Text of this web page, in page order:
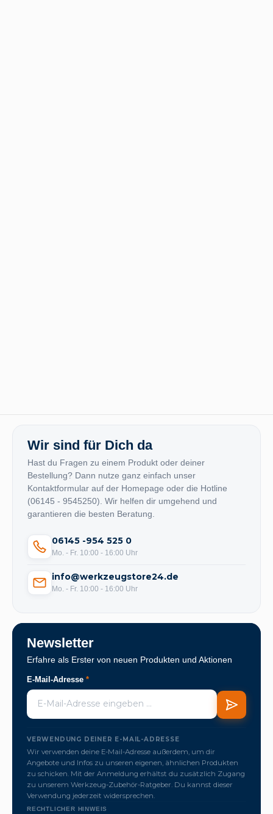
Wir sind für Dich da
Hast du Fragen zu einem Produkt oder deiner
Bestellung? Dann nutze ganz einfach unser
Kontaktformular auf der Homepage oder die Hotline
(06145 - 9545250). Wir helfen dir umgehend und
garantieren die besten Beratung.
06145 -954 525 0
Mo. - Fr. 10:00 - 16:00 Uhr
info@werkzeugstore24.de
Mo. - Fr. 10:00 - 16:00 Uhr
Newsletter
Erfahre als Erster von neuen Produkten und Aktionen
E-Mail-Adresse *
VERWENDUNG DEINER E-MAIL-ADRESSE
Wir verwenden deine E-Mail-Adresse außerdem, um dir
Angebote und Infos zu unseren eigenen, ähnlichen Produkten
zu schicken. Mit der Anmeldung erhältst du zusätzlich Zugang
zu unserem Werkzeug-Zubehör-Ratgeber. Du kannst dieser
Verwendung jederzeit widersprechen.
RECHTLICHER HINWEIS